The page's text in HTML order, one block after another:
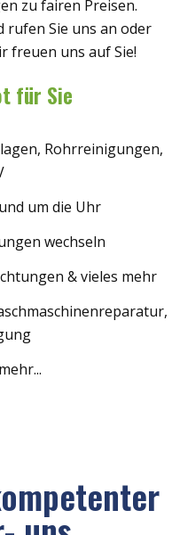
zu fairen Preisen.
rufen Sie uns an oder
freuen uns auf Sie!
für Sie
Rohrreinigungen,
um die Uhr
wechseln
& vieles mehr